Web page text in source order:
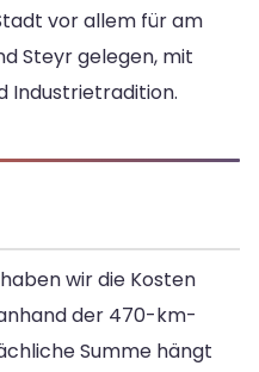
vor allem für am
Steyr gelegen, mit
Industrietradition.
wir die Kosten
der 470-km-
Summe hängt